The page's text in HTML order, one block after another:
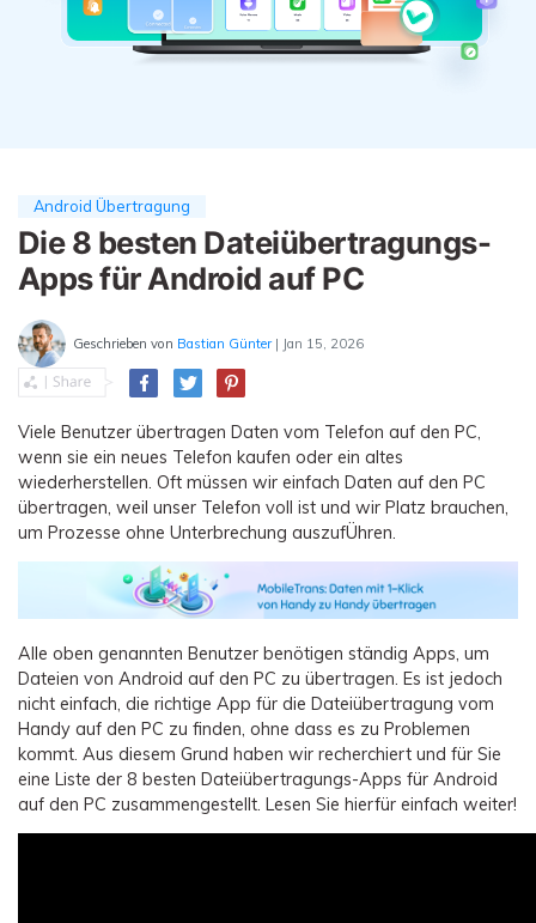
Android Übertragung
Die 8 besten Dateiübertragungs-
Apps für Android auf PC
Geschrieben von Bastian Günter | Jan 15, 2026
Viele Benutzer übertragen Daten vom Telefon auf den PC,
wenn sie ein neues Telefon kaufen oder ein altes
wiederherstellen. Oft müssen wir einfach Daten auf den PC
übertragen, weil unser Telefon voll ist und wir Platz brauchen,
um Prozesse ohne Unterbrechung auszufÜhren.
Alle oben genannten Benutzer benötigen ständig Apps, um
Dateien von Android auf den PC zu übertragen. Es ist jedoch
nicht einfach, die richtige App für die Dateiübertragung vom
Handy auf den PC zu finden, ohne dass es zu Problemen
kommt. Aus diesem Grund haben wir recherchiert und für Sie
eine Liste der 8 besten Dateiübertragungs-Apps für Android
auf den PC zusammengestellt. Lesen Sie hierfür einfach weiter!